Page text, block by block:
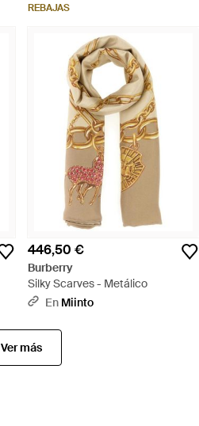
REBAJAS
446,50 €
Burberry
Silky Scarves - Metálico
En Miinto
Ver más